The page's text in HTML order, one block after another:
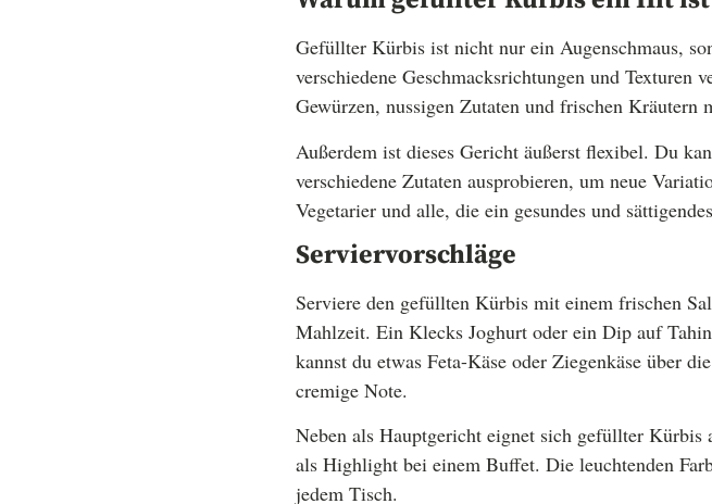
Gefüllter Kürbis ist nicht nur ein Augenschmaus,
verschiedene Geschmacksrichtungen und
Gewürzen, nussigen Zutaten und frischen Kräutern
Außerdem ist dieses Gericht äußerst flexibel. Du
verschiedene Zutaten ausprobieren, um neue
Vegetarier und alle, die ein gesundes und
Serviervorschläge
Serviere den gefüllten Kürbis mit einem frischen
Mahlzeit. Ein Klecks Joghurt oder ein Dip auf
kannst du etwas Feta-Käse oder Ziegenkäse über
cremige Note.
Neben als Hauptgericht eignet sich gefüllter Kürbis
als Highlight bei einem Buffet. Die leuchtenden
jedem Tisch.